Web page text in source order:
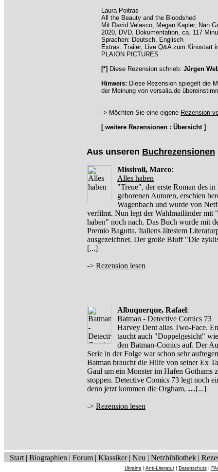
Laura Poitras
All the Beauty and the Bloodshed
Mit David Velasco, Megan Kapler, Nan
2020, DVD, Dokumentation, ca. 117
Sprachen: Deutsch, Englisch
Extras: Trailer, Live Q&A zum Kinostart
PLAION PICTURES
[*] Diese Rezension schrieb: Jürgen
Hinweis: Diese Rezension spiegelt die
der Meinung von versalia.de
-> Möchten Sie eine eigene Rezension
[ weitere Rezensionen : Übersicht ]
Aus unseren Buchrezensionen
Missiroli, Marco:
Alles haben
"Treue", der erste Roman des
geborenen Autoren, erschien
Wagenbach und wurde von
verfilmt. Nun legt der Wahlmailänder mit
haben" noch nach. Das Buch wurde mit
Premio Bagutta, Italiens ältestem
ausgezeichnet. Der große Bluff "Die
[...]
-> Rezension lesen
Albuquerque, Rafael:
Batman - Detective Comics 73
Harvey Dent alias Two-Face.
taucht auch "Doppelgesicht"
den Batman-Comics auf. Der
Serie in der Folge war schon sehr
Batman braucht die Hilfe von seiner Ex
Gaul um ein Monster im Hafen Gothams
stoppen. Detective Comics 73 legt noch
denn jetzt kommen die Orgham, …[...]
-> Rezension lesen
Start | Biographien | Forum | Klassiker| Neu | Netzbibliothek |
Ukraine | Anti-Literatur| Datenschutz|